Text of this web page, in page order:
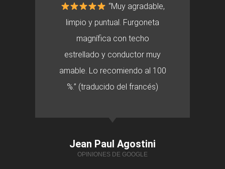
“Muy agradable,
limpio y puntual. Furgoneta
magnífica con techo
estrellado y conductor muy
amable. Lo recomiendo al 100
%.” (traducido del francés)
Jean Paul Agostini
OPINIONES DE GOOGLE